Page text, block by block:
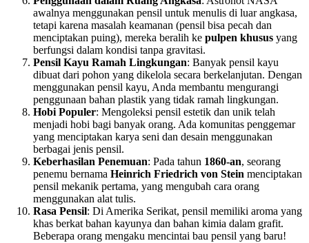
awalnya menggunakan pensil untuk menulis di luar angkasa,
tetapi karena masalah keamanan (pensil bisa pecah dan
menciptakan puing), mereka beralih ke pulpen khusus yang
berfungsi dalam kondisi tanpa gravitasi.
Pensil Kayu Ramah Lingkungan: Banyak pensil kayu
dibuat dari pohon yang dikelola secara berkelanjutan. Dengan
menggunakan pensil kayu, Anda membantu mengurangi
penggunaan bahan plastik yang tidak ramah lingkungan.
Hobi Populer: Mengoleksi pensil estetik dan unik telah
menjadi hobi bagi banyak orang. Ada komunitas penggemar
yang menciptakan karya seni dan desain menggunakan
berbagai jenis pensil.
Keberhasilan Penemuan: Pada tahun 1860-an, seorang
penemu bernama Heinrich Friedrich von Stein menciptakan
pensil mekanik pertama, yang mengubah cara orang
menggunakan alat tulis.
Rasa Pensil: Di Amerika Serikat, pensil memiliki aroma yang
khas berkat bahan kayunya dan bahan kimia dalam grafit.
Beberapa orang mengaku mencintai bau pensil yang baru!